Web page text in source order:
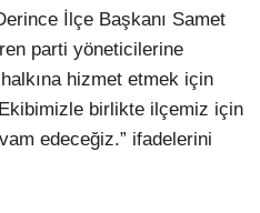
İlçe Başkanı Samet
parti yöneticilerine
hizmet etmek için
birlikte ilçemiz için
edeceğiz.” ifadelerini